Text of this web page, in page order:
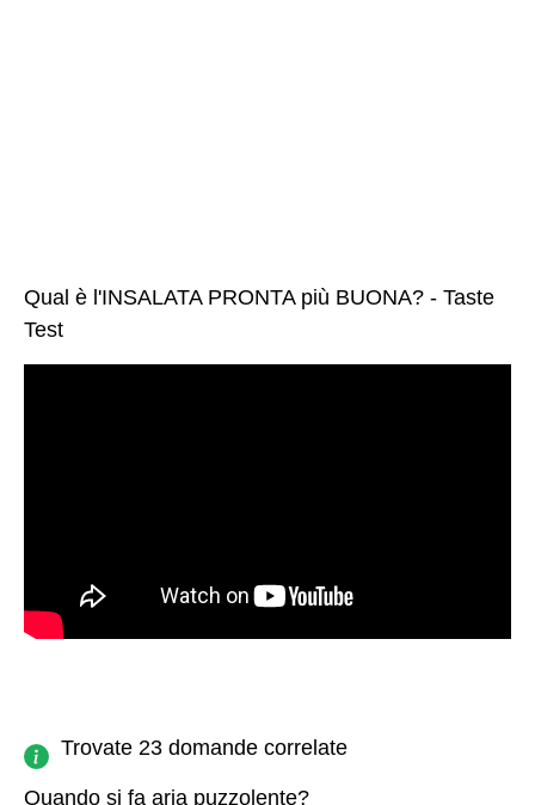
Qual è l'INSALATA PRONTA più BUONA? - Taste
Test
Trovate 23 domande correlate
Quando si fa aria puzzolente?